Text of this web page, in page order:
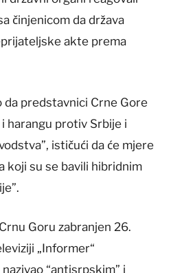
činjenicom da država
akte prema
da predstavnici Crne Gore
harangu protiv Srbije i
ističući da će mjere
koji su se bavili hibridnim
Goru zabranjen 26.
„Informer“
“antisrpskim” i